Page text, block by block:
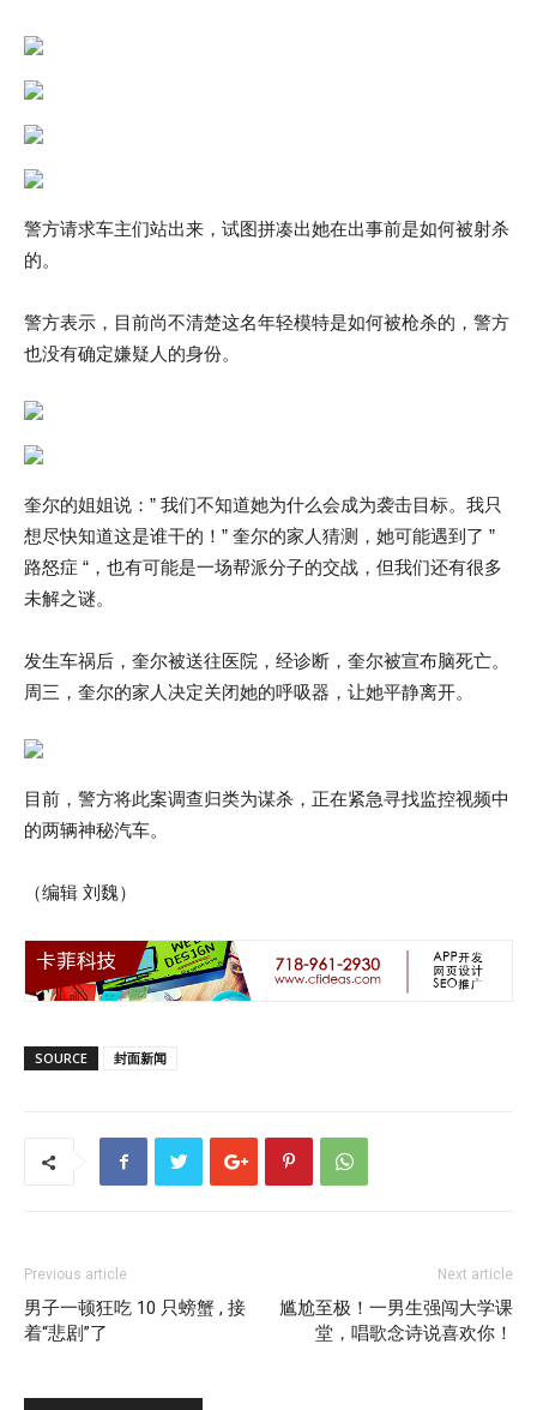
警方请求车主们站出来，试图拼凑出她在出事前是如何被射杀
的。
警方表示，目前尚不清楚这名年轻模特是如何被枪杀的，警方
也没有确定嫌疑人的身份。
奎尔的姐姐说：” 我们不知道她为什么会成为袭击目标。我只
想尽快知道这是谁干的！” 奎尔的家人猜测，她可能遇到了 ”
路怒症 “，也有可能是一场帮派分子的交战，但我们还有很多
未解之谜。
发生车祸后，奎尔被送往医院，经诊断，奎尔被宣布脑死亡。
周三，奎尔的家人决定关闭她的呼吸器，让她平静离开。
目前，警方将此案调查归类为谋杀，正在紧急寻找监控视频中
的两辆神秘汽车。
（编辑 刘魏）
SOURCE 封面新闻
Previous article
男子一顿狂吃 10 只螃蟹 , 接
着“悲剧”了
Next article
尴尬至极！一男生强闯大学课
堂，唱歌念诗说喜欢你！